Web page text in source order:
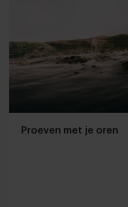
Proeven met je oren